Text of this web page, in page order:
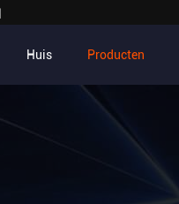
Huis Producten